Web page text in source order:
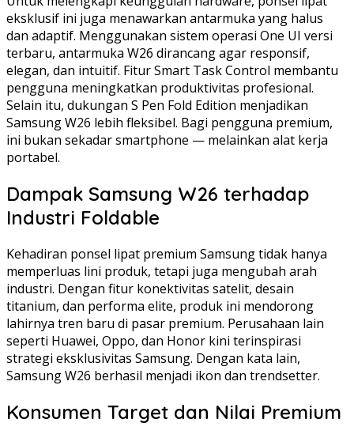
eksklusif ini juga menawarkan antarmuka yang halus
dan adaptif. Menggunakan sistem operasi One UI versi
terbaru, antarmuka W26 dirancang agar responsif,
elegan, dan intuitif. Fitur Smart Task Control membantu
pengguna meningkatkan produktivitas profesional.
Selain itu, dukungan S Pen Fold Edition menjadikan
Samsung W26 lebih fleksibel. Bagi pengguna premium,
ini bukan sekadar smartphone — melainkan alat kerja
portabel.
Dampak Samsung W26 terhadap
Industri Foldable
Kehadiran ponsel lipat premium Samsung tidak hanya
memperluas lini produk, tetapi juga mengubah arah
industri. Dengan fitur konektivitas satelit, desain
titanium, dan performa elite, produk ini mendorong
lahirnya tren baru di pasar premium. Perusahaan lain
seperti Huawei, Oppo, dan Honor kini terinspirasi
strategi eksklusivitas Samsung. Dengan kata lain,
Samsung W26 berhasil menjadi ikon dan trendsetter.
Konsumen Target dan Nilai Premium